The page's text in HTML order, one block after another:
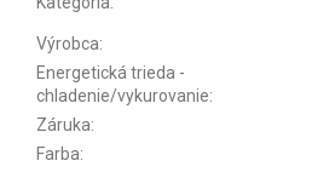
Výrobca:
Energetická trieda -
chladenie/vykurovanie:
Záruka:
Farba: